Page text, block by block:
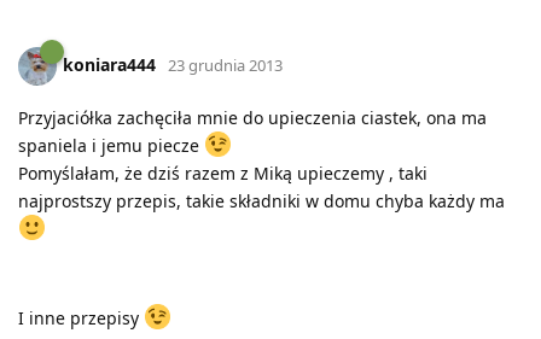
koniara444 23 grudnia 2013
Przyjaciółka zachęciła mnie do upieczenia ciastek, ona ma
spaniela i jemu piecze
Pomyślałam, że dziś razem z Miką upieczemy , taki
najprostszy przepis, takie składniki w domu chyba każdy ma
I inne przepisy